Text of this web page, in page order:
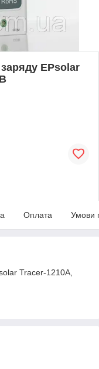
EPsolar
Оплата Умови
Tracer-1210A,